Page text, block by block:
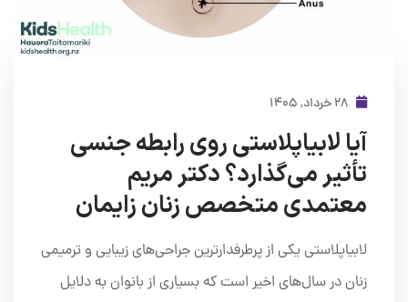
آیا لابیاپلاستی روی رابطه جنسی
تأثیر می‌گذارد؟ دکتر مریم
معتمدی متخصص زنان زایمان
لابیاپلاستی یکی از پرطرفدارترین جراحی‌های زیبایی و ترمیمی
زنان در سال‌های اخیر است که بسیاری از بانوان به دلایل